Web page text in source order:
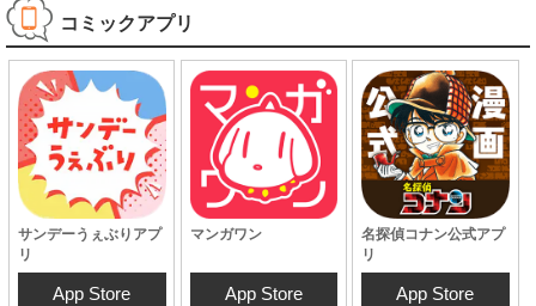
コミックアプリ
サンデーうぇぶりアプ
リ
App Store
マンガワン
App Store
名探偵コナン公式アプ
リ
App Store